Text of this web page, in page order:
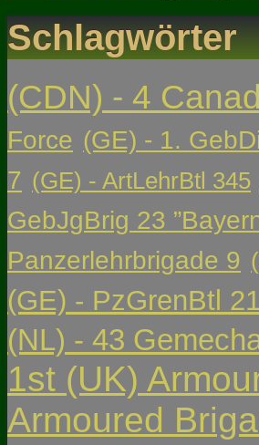
Schlagwörter
(CDN) - 4
Force (GE) - 1.
7 (GE) - ArtLehrBtl 345
GebJgBrig 23
Panzerlehrbrigade 9
(GE) - PzGrenBtl
(NL) - 43
1st (UK)
Armoured